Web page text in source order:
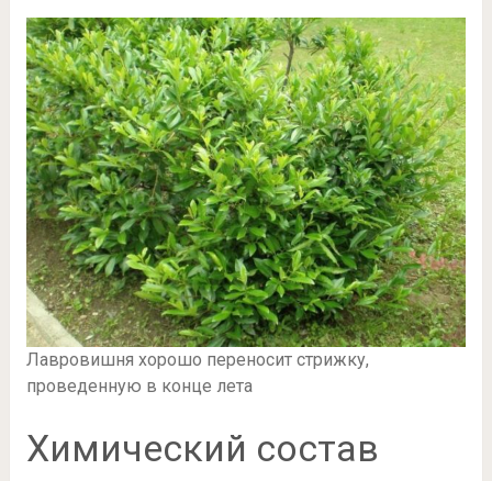
Лавровишня хорошо переносит стрижку,
проведенную в конце лета
Химический состав